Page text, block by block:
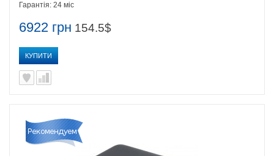
6922 грн 154.5$
КУПИТИ
Гарантія: 24 міс